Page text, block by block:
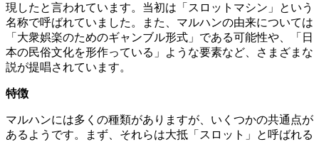
現したと言われています。当初は「スロットマシン」という
名称で呼ばれていました。また、マルハンの由来については
「大衆娯楽のためのギャンブル形式」である可能性や、「日
本の民俗文化を形作っている」ような要素など、さまざまな
説が提唱されています。
特徴
マルハンには多くの種類がありますが、いくつかの共通点が
あるようです。まず、それらは大抵「スロット」と呼ばれる